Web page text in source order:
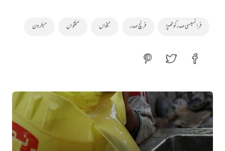
فرانسیسی صدر کو تھپڑ فرنچ صدر میخواں میکخواں میکرون